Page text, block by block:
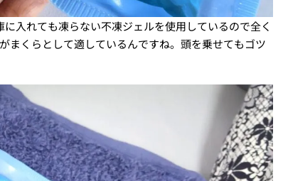
入れても凍らない不凍ジェルを使用しているので全く
まくらとして適しているんですね。頭を乗せてもゴツ